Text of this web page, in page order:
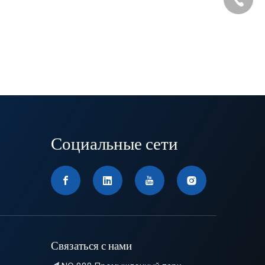
Социальные сети
Связаться с нами